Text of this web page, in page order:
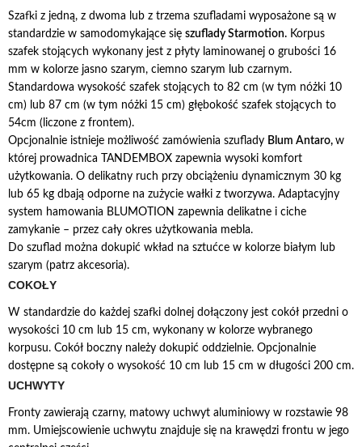
Szafki z jedną, z dwoma lub z trzema szufladami wyposażone są w
standardzie w samodomykające się szuflady Starmotion. Korpus
szafek stojących wykonany jest z płyty laminowanej o grubości 16
mm w kolorze jasno szarym, ciemno szarym lub czarnym.
Standardowa wysokość szafek stojących to 82 cm (w tym nóżki 10
cm) lub 87 cm (w tym nóżki 15 cm) głębokość szafek stojących to
54cm (liczone z frontem).
Opcjonalnie istnieje możliwość zamówienia szuflady Blum Antaro, w
której prowadnica TANDEMBOX zapewnia wysoki komfort
użytkowania. O delikatny ruch przy obciążeniu dynamicznym 30 kg
lub 65 kg dbają odporne na zużycie wałki z tworzywa. Adaptacyjny
system hamowania BLUMOTION zapewnia delikatne i ciche
zamykanie – przez cały okres użytkowania mebla.
Do szuflad można dokupić wkład na sztućce w kolorze białym lub
szarym (patrz akcesoria).
COKOŁY
W standardzie do każdej szafki dolnej dołączony jest cokół przedni o
wysokości 10 cm lub 15 cm, wykonany w kolorze wybranego
korpusu. Cokół boczny należy dokupić oddzielnie. Opcjonalnie
dostępne są cokoły o wysokość 10 cm lub 15 cm w długości 200 cm.
UCHWYTY
Fronty zawierają czarny, matowy uchwyt aluminiowy w rozstawie 98
mm. Umiejscowienie uchwytu znajduje się na krawędzi frontu w jego